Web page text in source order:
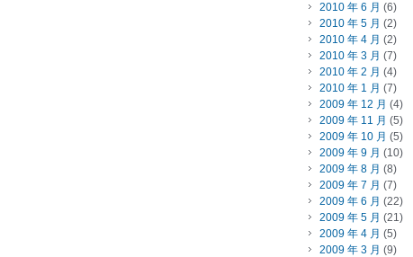
2010 年 6 月 (6)
2010 年 5 月 (2)
2010 年 4 月 (2)
2010 年 3 月 (7)
2010 年 2 月 (4)
2010 年 1 月 (7)
2009 年 12 月 (4)
2009 年 11 月 (5)
2009 年 10 月 (5)
2009 年 9 月 (10)
2009 年 8 月 (8)
2009 年 7 月 (7)
2009 年 6 月 (22)
2009 年 5 月 (21)
2009 年 4 月 (5)
2009 年 3 月 (9)